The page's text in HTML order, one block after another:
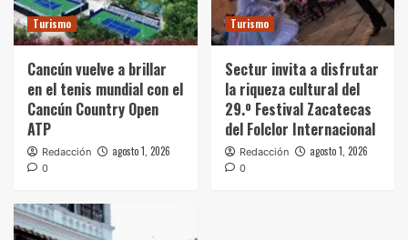
Turismo
Cancún vuelve a brillar
en el tenis mundial con el
Cancún Country Open
ATP
Redacción agosto 1, 2026
0
Turismo
Sectur invita a disfrutar
la riqueza cultural del
29.º Festival Zacatecas
del Folclor Internacional
Redacción agosto 1, 2026
0